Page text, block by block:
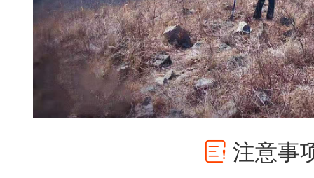
费用说
报名收费10元用于30万专业户外
活动形式AA制，主要用车费用
30人，人均费用大约130元左右